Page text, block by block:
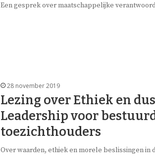
Een gesprek over maatschappelijke
28 november 2019
Lezing over Ethiek en
Leadership voor
toezichthouders
Over waarden, ethiek en morele beslissingen in